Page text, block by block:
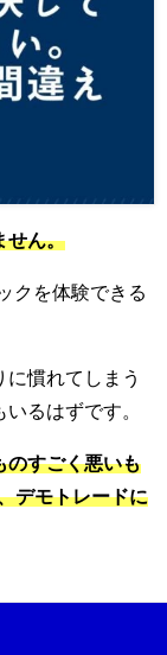
せん。
クを体験できる
慣れてしまう
るはずです。
のすごく悪いも
デモトレードに